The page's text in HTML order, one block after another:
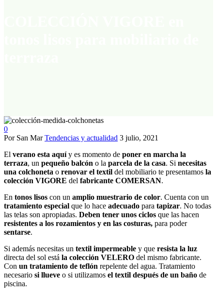
0
Por San Mar Tendencias y actualidad 3 julio, 2021
El verano esta aquíy es momento de poner en marcha la
terraza, un pequeño balcón o la parcela de la casa. Si necesitas
una colchoneta o renovar el textil del mobiliario te presentamos la
colección VIGORE del fabricante COMERSAN.
En tonos lisos con un amplio muestrario de color. Cuenta con un
tratamiento especial que lo hace adecuado para tapizar. No todas
las telas son apropiadas. Deben tener unos ciclos que las hacen
resistentes a los rozamientos y en las costuras, para poder
sentarse.
Si además necesitas un textil impermeable y que resista la luz
directa del sol está la colección VELERO del mismo fabricante.
Con un tratamiento de teflón repelente del agua. Tratamiento
necesario si llueve o si utilizamos el textil después de un baño de
piscina.